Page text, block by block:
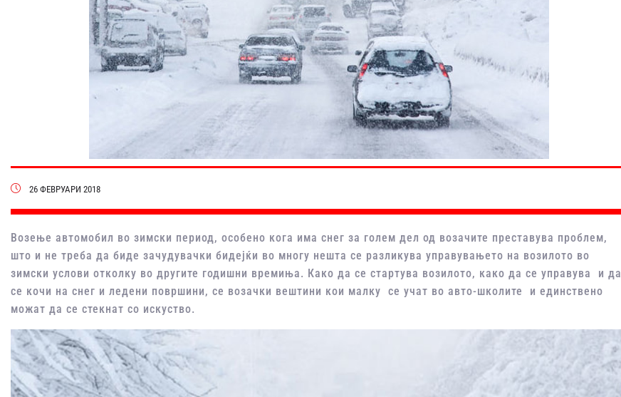
26 ФЕВРУАРИ 2018
Возење автомобил во зимски период, особено кога има снег за голем дел од возачите преставува проблем,
што и не треба да биде зачудувачки бидејќи во многу нешта се разликува управувањето на возилото во
зимски услови отколку во другите годишни времиња. Како да се стартува возилото, како да се управува и да
се кочи на снег и ледени површини, се возачки вештини кои малку се учат во авто-школите и единствено
можат да се стекнат со искуство.